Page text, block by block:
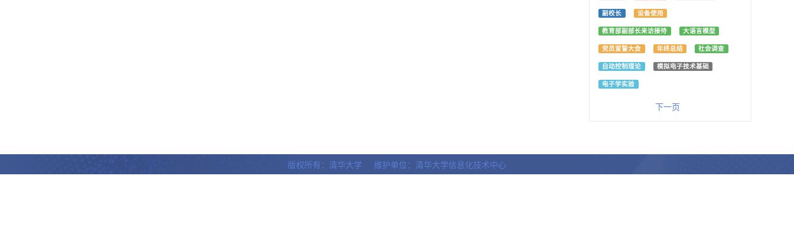
副校长 设备使用
教育部副部长来访接待 大语言模型
党员宣誓大会 年终总结 社会调查
自动控制理论 模拟电子技术基础
电子学实验
下一页
版权所有：清华大学 维护单位：清华大学信息化技术中心